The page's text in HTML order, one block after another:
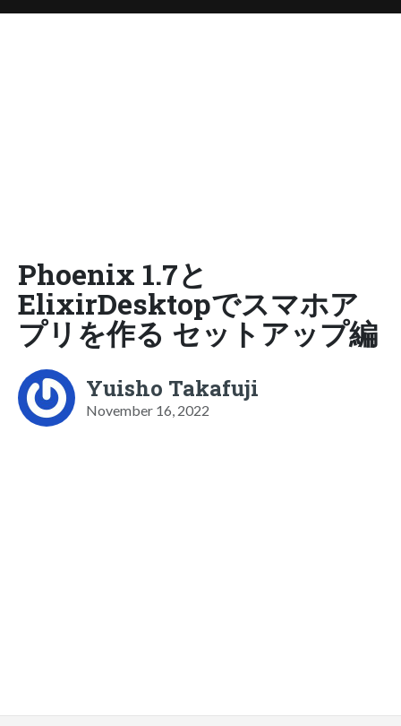
Phoenix 1.7と
ElixirDesktopでスマホア
プリを作る セットアップ編
Yuisho Takafuji
November 16, 2022